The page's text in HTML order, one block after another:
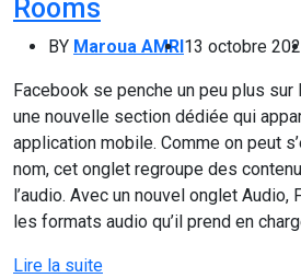
Rooms
BY Maroua AMRI 13 octobre
Facebook se penche un peu plus sur
une nouvelle section dédiée qui
application mobile. Comme on peut
nom, cet onglet regroupe des
l’audio. Avec un nouvel onglet
les formats audio qu’il prend en
Lire la suite